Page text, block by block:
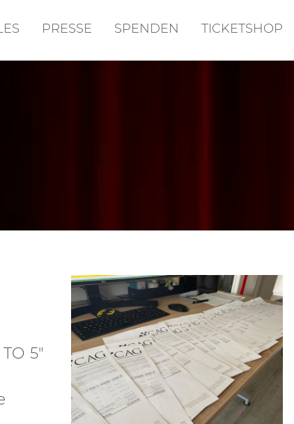
PRESSE SPENDEN TICKETSHOP
5"